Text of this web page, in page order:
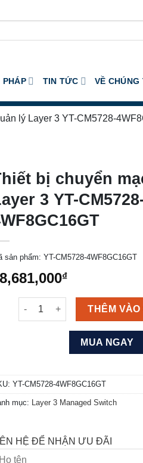
PHÁP TIN TỨC VỀ CHÚNG
lý Layer 3 YT-CM5728-
bị chuyển
3 YT-
sản phẩm: YT-CM5728-4WF8GC16GT
₫
Thiết bị chuyển mạch Quản lý
THÊM VÀO
MUA NGAY
YT-CM5728-4WF8GC16GT
mục: Layer 3 Managed Switch
HỆ ĐỂ NHẬN ƯU ĐÃI